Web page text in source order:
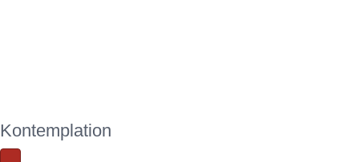
Kontemplation